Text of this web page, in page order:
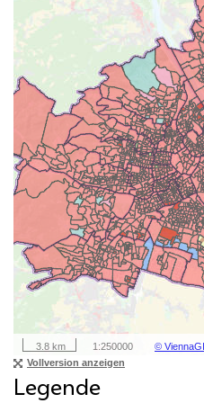
Legende